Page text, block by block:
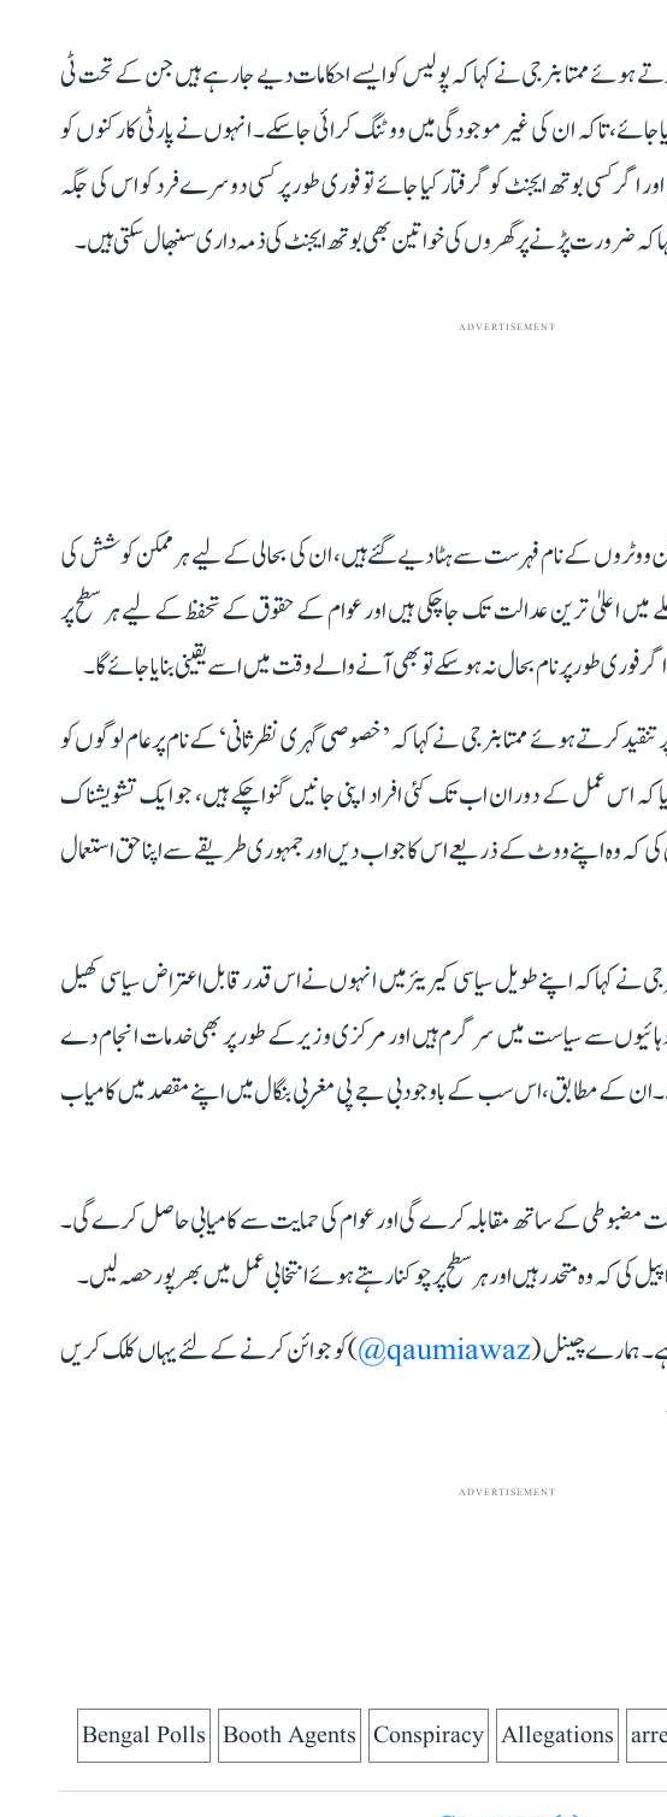
ہوئے ممتا بنرجی نے کہا کہ پولیس کو ایسے احکامات دیے جا رہے ہیں جن کے تحت ٹی
تاکہ ان کی غیر موجودگی میں ووٹنگ کرائی جا سکے۔ انہوں نے پارٹی کارکنوں کو
اور اگر کسی بوتھ ایجنٹ کو گرفتار کیا جائے تو فوری طور پر کسی دوسرے فرد کو اس کی جگہ
ضرورت پڑنے پر گھروں کی خواتین بھی بوتھ ایجنٹ کی ذمہ داری سنبھال سکتی ہیں۔
ADVERTISEMENT
ووٹروں کے نام فہرست سے ہٹا دیے گئے ہیں، ان کی بحالی کے لیے ہر ممکن کوشش کی
میں اعلیٰ ترین عدالت تک جا چکی ہیں اور عوام کے حقوق کے تحفظ کے لیے ہر سطح پر
طور پر نام بحال نہ ہو سکے تو بھی آنے والے وقت میں اسے یقینی بنایا جائے گا۔
کرتے ہوئے ممتا بنرجی نے کہا کہ ’خصوصی گہری نظر ثانی‘ کے نام پر عام لوگوں کو
کہ اس عمل کے دوران اب تک کئی افراد اپنی جانیں گنوا چکے ہیں، جو ایک تشویشناک
وہ اپنے ووٹ کے ذریعے اس کا جواب دیں اور جمہوری طریقے سے اپنا حق استعمال
نے کہا کہ اپنے طویل سیاسی کیریئر میں انہوں نے اس قدر قابل اعتراض سیاسی کھیل
دہائیوں سے سیاست میں سرگرم ہیں اور مرکزی وزیر کے طور پر بھی خدمات انجام دے
ان کے مطابق، اس سب کے باوجود بی جے پی مغربی بنگال میں اپنے مقصد میں کامیاب
مضبوطی کے ساتھ مقابلہ کرے گی اور عوام کی حمایت سے کامیابی حاصل کرے گی۔
کی کہ وہ متحد رہیں اور ہر سطح پر چوکنا رہتے ہوئے انتخابی عمل میں بھرپور حصہ لیں۔
ہمارے چینل (qaumiawaz@
) کو جوائن کرنے کے لئے یہاں کلک کریں
ADVERTISEMENT
Allegations
Conspiracy
Booth Agents
Bengal Polls